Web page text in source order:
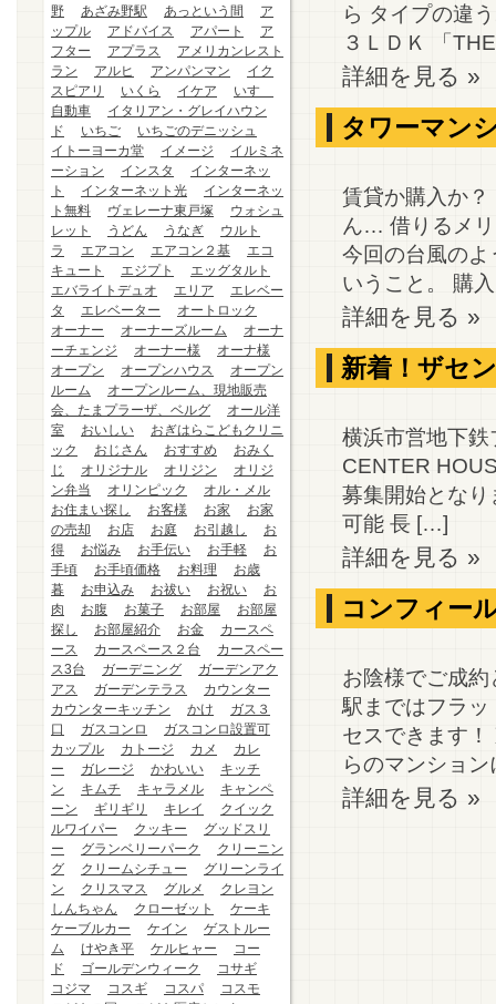
野
あざみ野駅 あっという間
ア
ップル
アドバイス アパート
ア
フター
アプラス
アメリカンレスト
ラン
アルヒ アンパンマン
イク
スピアリ
いくら イケア
いすゞ
自動車
イタリアン・グレイハウン
ド
いちご
いちごのデニッシュ
イトーヨーカ堂
イメージ
イルミネ
ーション
インスタ
インターネッ
ト
インターネット光
インターネッ
ト無料
ヴェレーナ東戸塚
ウォシュ
レット
うどん うなぎ
ウルト
ラ
エアコン エアコン２基
エコ
キュート
エジプト
エッグタルト
エバライトデュオ
エリア
エレベー
タ
エレベーター
オートロック
オーナー
オーナーズルーム
オーナ
ーチェンジ
オーナー様
オーナ様
オープン
オープンハウス
オープン
ルーム
オープンルーム、現地販売
会、たまプラーザ、ベルグ
オール洋
室
おいしい
おぎはらこどもクリニ
ック
おじさん おすすめ
おみく
じ
オリジナル オリジン
オリジ
ン弁当
オリンピック
オル・メル
お住まい探し
お客様 お家
お家
の売却
お店 お庭 お引越し
お
得
お悩み お手伝い お手軽
お
手頃
お手頃価格 お料理
お歳
暮
お申込み お祓い お祝い
お
肉
お腹 お菓子 お部屋
お部屋
探し
お部屋紹介 お金
カースペ
ース
カースペース２台
カースペー
ス3台
ガーデニング
ガーデンアク
アス
ガーデンテラス
カウンター
カウンターキッチン
かけ
ガス３
口
ガスコンロ
ガスコンロ設置可
カップル
カトージ カメ
カレ
ー
ガレージ かわいい
キッチ
ン
キムチ キャラメル
キャンペ
ーン
ギリギリ キレイ
クイック
ルワイパー
クッキー
グッドスリ
ー
グランベリーパーク
クリーニン
グ
クリームシチュー
グリーンライ
ン
クリスマス グルメ
クレヨン
しんちゃん
クローゼット
ケーキ
ケーブルカー
ケイン
ゲストルー
ム
けやき平 ケルヒャー
コー
ド
ゴールデンウィーク
コサギ
コジマ
コスギ コスパ
コスモ
ら タイプの違
３ＬＤＫ 「
詳細を見る »
タワーマン
賃貸か購入か
ん… 借りるメ
今回の台風の
いうこと。 購
詳細を見る »
新着！ザセ
横浜市営地下
CENTER
募集開始とな
可能 長 […]
詳細を見る »
コンフィー
お陰様でご成
駅まではフラ
セスできます
らのマンショ
詳細を見る »